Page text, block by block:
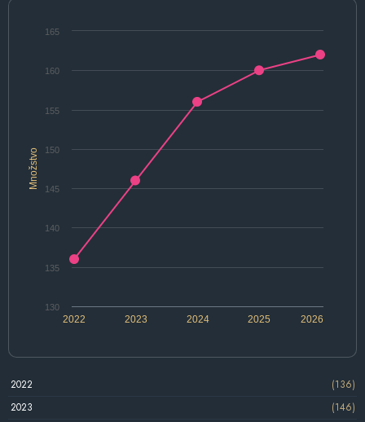
Množstvo
2022 2024 2026
2023 2025
130
135
140
145
150
155
160
165
2022
(136)
2023
(146)